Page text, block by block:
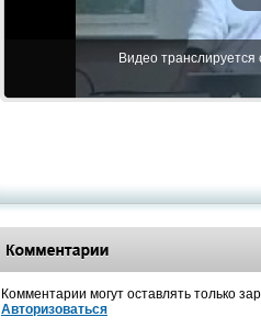
Видео
Комментарии могут оставлять только
Авторизоваться